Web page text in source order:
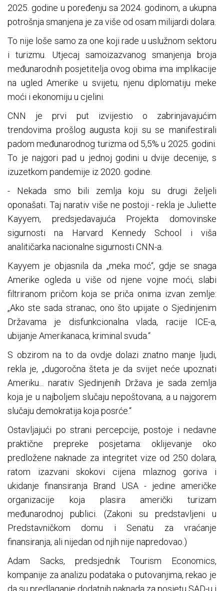
2025. godine u poređenju sa 2024. godinom, a ukupna
potrošnja smanjena je za više od osam milijardi dolara.
To nije loše samo za one koji rade u uslužnom sektoru
i turizmu. Utjecaj samoizazvanog smanjenja broja
međunarodnih posjetitelja ovog obima ima implikacije
na ugled Amerike u svijetu, njenu diplomatiju meke
moći i ekonomiju u cjelini.
CNN je prvi put izvijestio o zabrinjavajućim
trendovima prošlog augusta koji su se manifestirali
padom međunarodnog turizma od 5,5% u 2025. godini.
To je najgori pad u jednoj godini u dvije decenije, s
izuzetkom pandemije iz 2020. godine.
- Nekada smo bili zemlja koju su drugi željeli
oponašati. Taj narativ više ne postoji - rekla je Juliette
Kayyem, predsjedavajuća Projekta domovinske
sigurnosti na Harvard Kennedy School i viša
analitičarka nacionalne sigurnosti CNN-a.
Kayyem je objasnila da „meka moć“, gdje se snaga
Amerike ogleda u više od njene vojne moći, slabi
filtriranom pričom koja se priča onima izvan zemlje:
„Ako ste sada stranac, ono što upijate o Sjedinjenim
Državama je disfunkcionalna vlada, racije ICE-a,
ubijanje Amerikanaca, kriminal svuda.“
S obzirom na to da ovdje dolazi znatno manje ljudi,
rekla je, „dugoročna šteta je da svijet neće upoznati
Ameriku... narativ Sjedinjenih Država je sada zemlja
koja je u najboljem slučaju nepoštovana, a u najgorem
slučaju demokratija koja posrće.“
Ostavljajući po strani percepcije, postoje i nedavne
praktične prepreke posjetama: oklijevanje oko
predložene naknade za integritet vize od 250 dolara,
ratom izazvani skokovi cijena mlaznog goriva i
ukidanje finansiranja Brand USA - jedine američke
organizacije koja plasira američki turizam
međunarodnoj publici. (Zakoni su predstavljeni u
Predstavničkom domu i Senatu za vraćanje
finansiranja, ali nijedan od njih nije napredovao.)
Adam Sacks, predsjednik Tourism Economics,
kompanije za analizu podataka o putovanjima, rekao je
da su predlaganje dodatnih naknada za posjetu SAD-u i